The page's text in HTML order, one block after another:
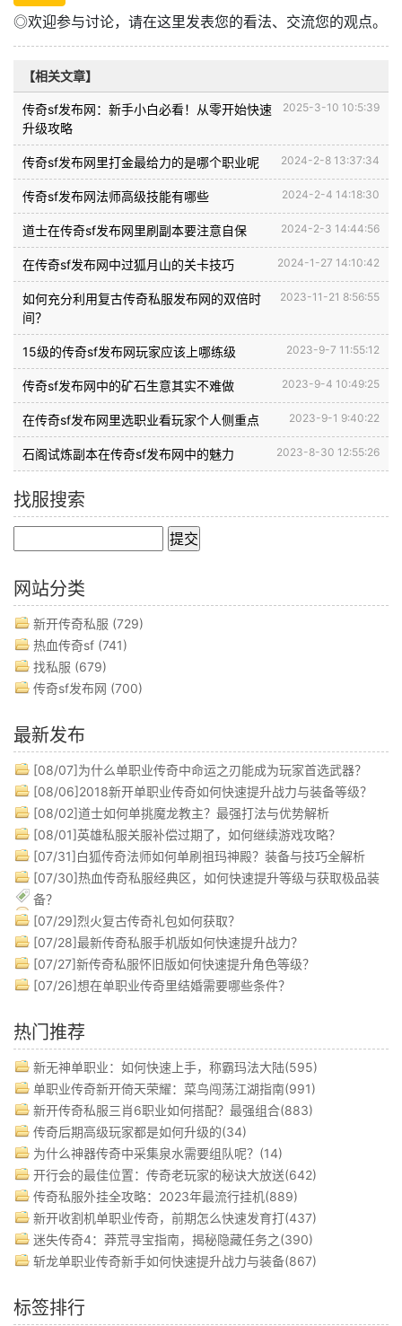
◎欢迎参与讨论，请在这里发表您的看法、交流您的观点。
【相关文章】
2025-3-10 10:5:39
传奇sf发布网：新手小白必看！从零开始快速
升级攻略
2024-2-8 13:37:34
传奇sf发布网里打金最给力的是哪个职业呢
2024-2-4 14:18:30
传奇sf发布网法师高级技能有哪些
2024-2-3 14:44:56
道士在传奇sf发布网里刷副本要注意自保
2024-1-27 14:10:42
在传奇sf发布网中过狐月山的关卡技巧
2023-11-21 8:56:55
如何充分利用复古传奇私服发布网的双倍时
间？
2023-9-7 11:55:12
15级的传奇sf发布网玩家应该上哪练级
2023-9-4 10:49:25
传奇sf发布网中的矿石生意其实不难做
2023-9-1 9:40:22
在传奇sf发布网里选职业看玩家个人侧重点
2023-8-30 12:55:26
石阁试炼副本在传奇sf发布网中的魅力
找服搜索
网站分类
新开传奇私服 (729)
热血传奇sf (741)
找私服 (679)
传奇sf发布网 (700)
最新发布
[08/07]为什么单职业传奇中命运之刃能成为玩家首选武器？
[08/06]2018新开单职业传奇如何快速提升战力与装备等级？
[08/02]道士如何单挑魔龙教主？最强打法与优势解析
[08/01]英雄私服关服补偿过期了，如何继续游戏攻略？
[07/31]白狐传奇法师如何单刷祖玛神殿？装备与技巧全解析
[07/30]热血传奇私服经典区，如何快速提升等级与获取极品装
备？
[07/29]烈火复古传奇礼包如何获取？
[07/28]最新传奇私服手机版如何快速提升战力？
[07/27]新传奇私服怀旧版如何快速提升角色等级？
[07/26]想在单职业传奇里结婚需要哪些条件？
热门推荐
新无神单职业：如何快速上手，称霸玛法大陆(595)
单职业传奇新开倚天荣耀：菜鸟闯荡江湖指南(991)
新开传奇私服三肖6职业如何搭配？最强组合(883)
传奇后期高级玩家都是如何升级的(34)
为什么神器传奇中采集泉水需要组队呢？(14)
开行会的最佳位置：传奇老玩家的秘诀大放送(642)
传奇私服外挂全攻略：2023年最流行挂机(889)
新开收割机单职业传奇，前期怎么快速发育打(437)
迷失传奇4：莽荒寻宝指南，揭秘隐藏任务之(390)
斩龙单职业传奇新手如何快速提升战力与装备(867)
标签排行